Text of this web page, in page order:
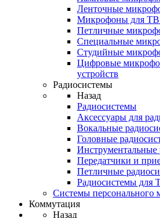
Ленточные
Микрофоны для ТВ
Петличные
Специальные
Студийные
Цифровые
устройств
Радиосистемы
Назад
Радиосистемы
Аксессуары для
Вокальные
Головные
Инструментальные
Передатчики и
Петличные
Радиосистемы для
Системы персонального
Коммутация
Назад